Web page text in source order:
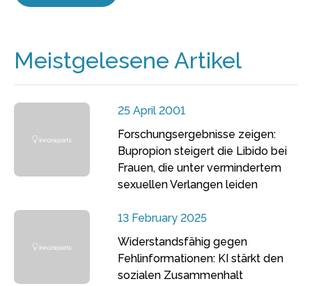
Meistgelesene Artikel
25 April 2001
Forschungsergebnisse zeigen:
Bupropion steigert die Libido bei
Frauen, die unter vermindertem
sexuellen Verlangen leiden
13 February 2025
Widerstandsfähig gegen
Fehlinformationen: KI stärkt den
sozialen Zusammenhalt